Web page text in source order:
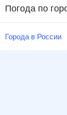
Погода по
Города в России